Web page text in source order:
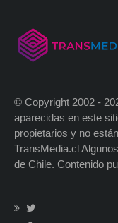
© Copyright 2002 -
aparecidas en este
propietarios y no
TransMedia.cl
de Chile. Contenido